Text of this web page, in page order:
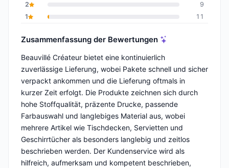
2
9
1
11
Zusammenfassung der Bewertungen
Beauvillé Créateur bietet eine kontinuierlich
zuverlässige Lieferung, wobei Pakete schnell und sicher
verpackt ankommen und die Lieferung oftmals in
kurzer Zeit erfolgt. Die Produkte zeichnen sich durch
hohe Stoffqualität, präzente Drucke, passende
Farbauswahl und langlebiges Material aus, wobei
mehrere Artikel wie Tischdecken, Servietten und
Geschirrtücher als besonders langlebig und zeitlos
beschrieben werden. Der Kundenservice wird als
hilfreich, aufmerksam und kompetent beschrieben,